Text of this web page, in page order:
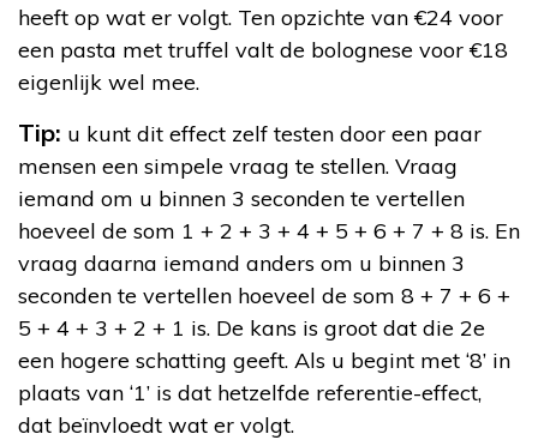
heeft op wat er volgt. Ten opzichte van €24 voor
een pasta met truffel valt de bolognese voor €18
eigenlijk wel mee.
Tip: u kunt dit effect zelf testen door een paar
mensen een simpele vraag te stellen. Vraag
iemand om u binnen 3 seconden te vertellen
hoeveel de som 1 + 2 + 3 + 4 + 5 + 6 + 7 + 8 is. En
vraag daarna iemand anders om u binnen 3
seconden te vertellen hoeveel de som 8 + 7 + 6 +
5 + 4 + 3 + 2 + 1 is. De kans is groot dat die 2e
een hogere schatting geeft. Als u begint met ‘8’ in
plaats van ‘1’ is dat hetzelfde referentie-effect,
dat beïnvloedt wat er volgt.